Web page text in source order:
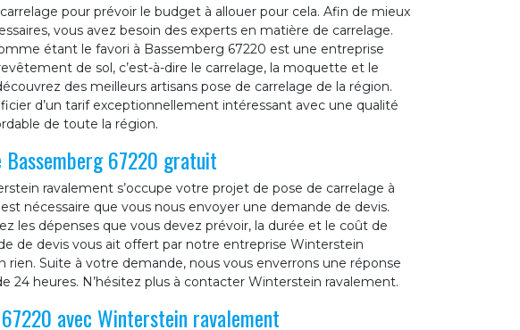
pour prévoir le budget à allouer pour cela. Afin de mieux
vous avez besoin des experts en matière de carrelage.
étant le favori à Bassemberg 67220 est une entreprise
de sol, c’est-à-dire le carrelage, la moquette et le
des meilleurs artisans pose de carrelage de la région.
d’un tarif exceptionnellement intéressant avec une qualité
de toute la région.
Bassemberg 67220 gratuit
ravalement s’occupe votre projet de pose de carrelage à
nécessaire que vous nous envoyer une demande de devis.
les dépenses que vous devez prévoir, la durée et le coût de
de devis vous ait offert par notre entreprise Winterstein
Suite à votre demande, nous vous enverrons une réponse
24 heures. N’hésitez plus à contacter Winterstein ravalement.
avec Winterstein ravalement